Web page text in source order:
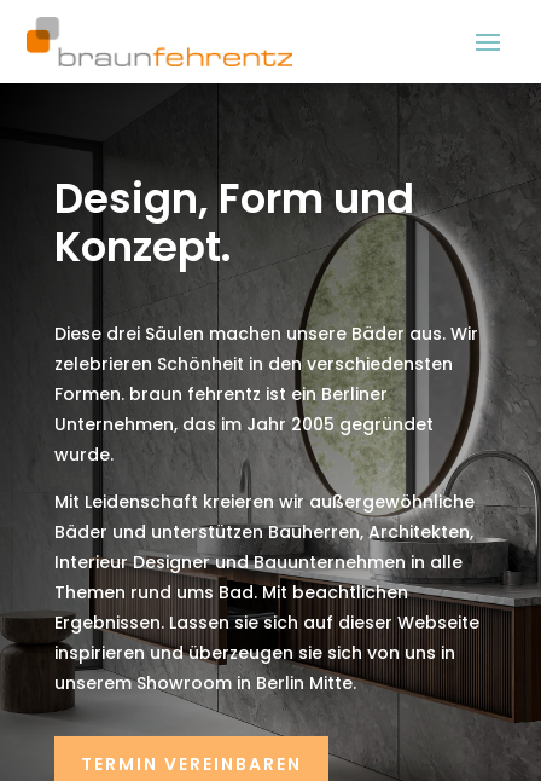
Design, Form und
Konzept.
Diese drei Säulen machen unsere Bäder aus. Wir
zelebrieren Schönheit in den verschiedensten
Formen. braun fehrentz ist ein Berliner
Unternehmen, das im Jahr 2005 gegründet
wurde.
Mit Leidenschaft kreieren wir außergewöhnliche
Bäder und unterstützen Bauherren, Architekten,
Interieur Designer und Bauunternehmen in alle
Themen rund ums Bad. Mit beachtlichen
Ergebnissen. Lassen sie sich auf dieser Webseite
inspirieren und überzeugen sie sich von uns in
unserem Showroom in Berlin Mitte.
TERMIN VEREINBAREN